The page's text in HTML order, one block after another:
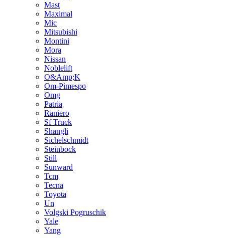
Mast
Maximal
Mic
Mitsubishi
Montini
Mora
Nissan
Noblelift
O&Amp;K
Om-Pimespo
Omg
Patria
Raniero
Sf Truck
Shangli
Sichelschmidt
Steinbock
Still
Sunward
Tcm
Tecna
Toyota
Un
Volgski Pogruschik
Yale
Yang